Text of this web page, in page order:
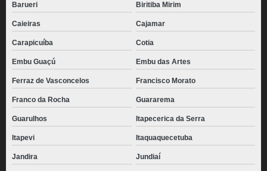
Barueri Biritiba Mirim
Caieiras Cajamar
Carapicuíba Cotia
Embu Guaçú Embu das Artes
Ferraz de Vasconcelos Francisco Morato
Franco da Rocha Guararema
Guarulhos Itapecerica da Serra
Itapevi Itaquaquecetuba
Jandira Jundiaí